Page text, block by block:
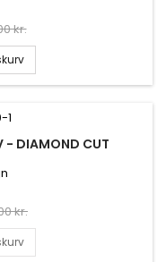
kr.
- DIAMOND CUT
kr.